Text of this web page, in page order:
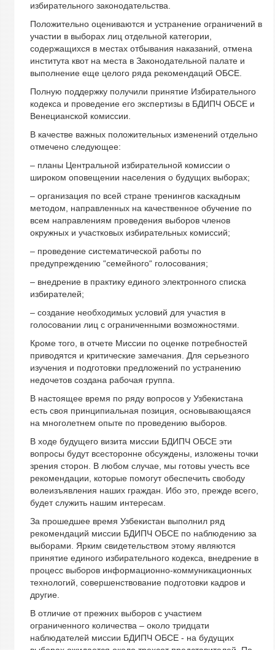
избирательного законодательства.
Положительно оцениваются и устранение ограничений в
участии в выборах лиц отдельной категории,
содержащихся в местах отбывания наказаний, отмена
института квот на места в Законодательной палате и
выполнение еще целого ряда рекомендаций ОБСЕ.
Полную поддержку получили принятие Избирательного
кодекса и проведение его экспертизы в БДИПЧ ОБСЕ и
Венецианской комиссии.
В качестве важных положительных изменений отдельно
отмечено следующее:
– планы Центральной избирательной комиссии о
широком оповещении населения о будущих выборах;
– организация по всей стране тренингов каскадным
методом, направленных на качественное обучение по
всем направлениям проведения выборов членов
окружных и участковых избирательных комиссий;
– проведение систематической работы по
предупреждению “семейного“ голосования;
– внедрение в практику единого электронного списка
избирателей;
– создание необходимых условий для участия в
голосовании лиц с ограниченными возможностями.
Кроме того, в отчете Миссии по оценке потребностей
приводятся и критические замечания. Для серьезного
изучения и подготовки предложений по устранению
недочетов создана рабочая группа.
В настоящее время по ряду вопросов у Узбекистана
есть своя принципиальная позиция, основывающаяся
на многолетнем опыте по проведению выборов.
В ходе будущего визита миссии БДИПЧ ОБСЕ эти
вопросы будут всесторонне обсуждены, изложены точки
зрения сторон. В любом случае, мы готовы учесть все
рекомендации, которые помогут обеспечить свободу
волеизъявления наших граждан. Ибо это, прежде всего,
будет служить нашим интересам.
За прошедшее время Узбекистан выполнил ряд
рекомендаций миссии БДИПЧ ОБСЕ по наблюдению за
выборами. Ярким свидетельством этому являются
принятие единого избирательного кодекса, внедрение в
процесс выборов информационно-коммуникационных
технологий, совершенствование подготовки кадров и
другие.
В отличие от прежних выборов с участием
ограниченного количества – около тридцати
наблюдателей миссии БДИПЧ ОБСЕ - на будущих